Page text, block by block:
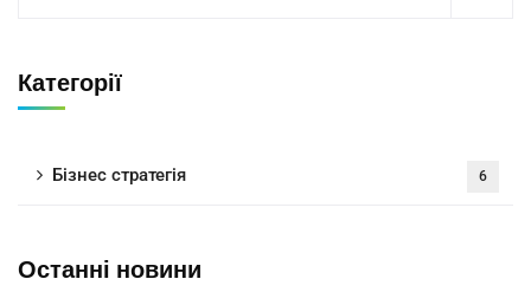
Категорії
Бізнес стратегія 6
Останні новини